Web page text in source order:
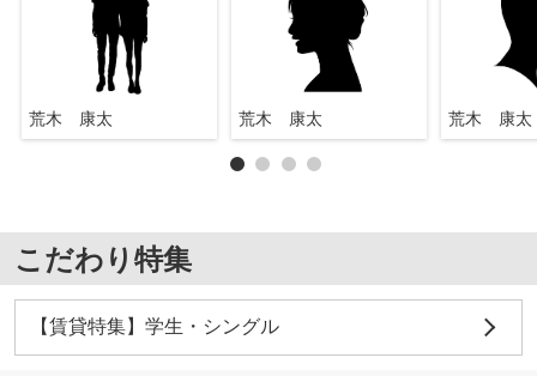
荒木 康太 荒木 康太 荒木 康太
こだわり特集
【賃貸特集】学生・シングル